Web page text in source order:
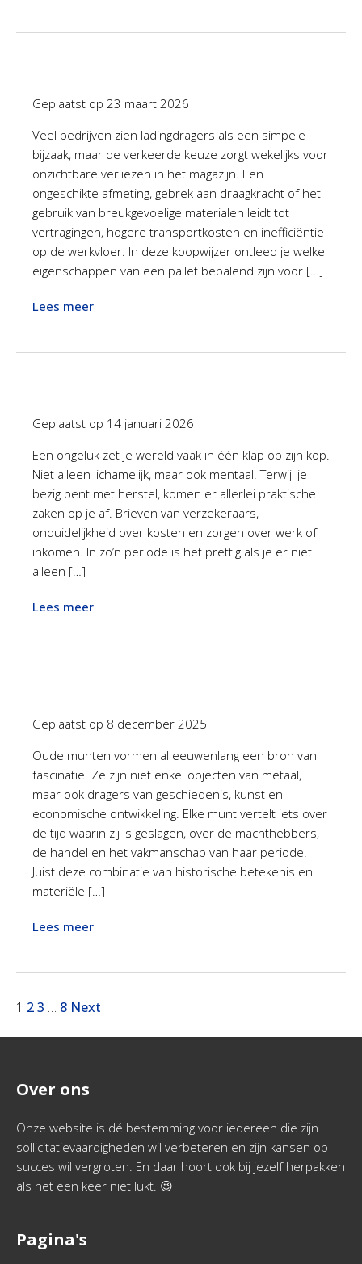
Geplaatst op 23 maart 2026
Veel bedrijven zien ladingdragers als een simpele
bijzaak, maar de verkeerde keuze zorgt wekelijks voor
onzichtbare verliezen in het magazijn. Een
ongeschikte afmeting, gebrek aan draagkracht of het
gebruik van breukgevoelige materialen leidt tot
vertragingen, hogere transportkosten en inefficiëntie
op de werkvloer. In deze koopwijzer ontleed je welke
eigenschappen van een pallet bepalend zijn voor […]
Lees meer
Geplaatst op 14 januari 2026
Een ongeluk zet je wereld vaak in één klap op zijn kop.
Niet alleen lichamelijk, maar ook mentaal. Terwijl je
bezig bent met herstel, komen er allerlei praktische
zaken op je af. Brieven van verzekeraars,
onduidelijkheid over kosten en zorgen over werk of
inkomen. In zo’n periode is het prettig als je er niet
alleen […]
Lees meer
Geplaatst op 8 december 2025
Oude munten vormen al eeuwenlang een bron van
fascinatie. Ze zijn niet enkel objecten van metaal,
maar ook dragers van geschiedenis, kunst en
economische ontwikkeling. Elke munt vertelt iets over
de tijd waarin zij is geslagen, over de machthebbers,
de handel en het vakmanschap van haar periode.
Juist deze combinatie van historische betekenis en
materiële […]
Lees meer
1 23 … 8 Next
Over ons
Onze website is dé bestemming voor iedereen die zijn
sollicitatievaardigheden wil verbeteren en zijn kansen op
succes wil vergroten. En daar hoort ook bij jezelf herpakken
als het een keer niet lukt. 😉
Pagina's